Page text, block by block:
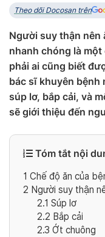
Theo dõi Docosan trên
Người suy thận nên
nhanh chóng là
phải ai cũng biết
bác sĩ khuyên bệnh
súp lơ, bắp cải, và
sẽ giới thiệu đến
Tóm tắt nội
1 Chế độ ăn của
2 Người suy thận
2.1 Súp lơ
2.2 Bắp cải
2.3 Ớt chuông